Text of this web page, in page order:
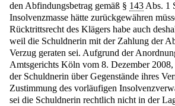
den Abfindungsbetrag gemäß § 143 Abs. 1
Insolvenzmasse hätte zurückgewähren
Rücktrittsrecht des Klägers habe auch
weil die Schuldnerin mit der Zahlung der
Verzug geraten sei. Aufgrund der
Amtsgerichts Köln vom 8. Dezember 2008,
der Schuldnerin über Gegenstände ihres
Zustimmung des vorläufigen
sei die Schuldnerin rechtlich nicht in der